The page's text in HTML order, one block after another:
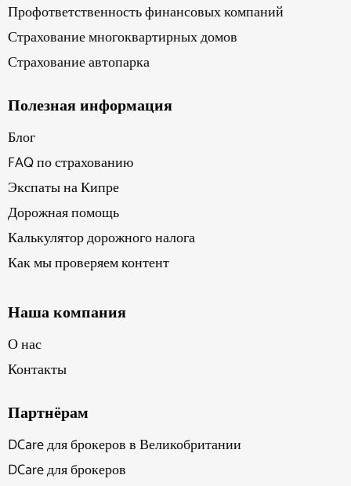
Профответственность финансовых компаний
Страхование многоквартирных домов
Страхование автопарка
Полезная информация
Блог
FAQ по страхованию
Экспаты на Кипре
Дорожная помощь
Калькулятор дорожного налога
Как мы проверяем контент
Наша компания
О нас
Контакты
Партнёрам
DCare для брокеров в Великобритании
DCare для брокеров